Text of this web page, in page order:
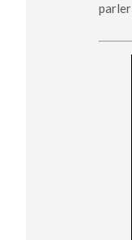
parler